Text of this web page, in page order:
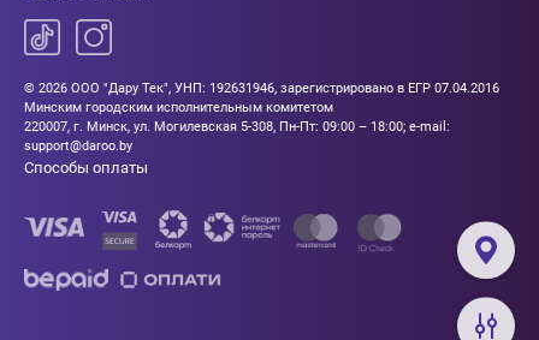
© 2026 ООО "Дару Тек", УНП: 192631946, зарегистрировано в ЕГР 07.04.2016
Минским городским исполнительным комитетом
220007, г. Минск, ул. Могилевская 5-308, Пн-Пт: 09:00 – 18:00; e-mail:
support@daroo.by
Способы оплаты